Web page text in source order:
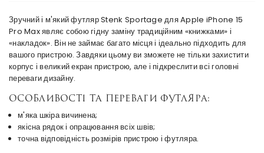
Зручний і м'який футляр Stenk Sportage для Apple iPhone 15
Pro Max являє собою гідну заміну традиційним «книжками» і
«накладок». Він не займає багато місця і ідеально підходить для
вашого пристрою. Завдяки цьому ви зможете не тільки захистити
корпус і великий екран пристрою, але і підкреслити всі головні
переваги дизайну.
Особливості та переваги футляра:
м'яка шкіра вичинена;
якісна рядок і опрацювання всіх швів;
точна відповідність розмірів пристрою і футляра.